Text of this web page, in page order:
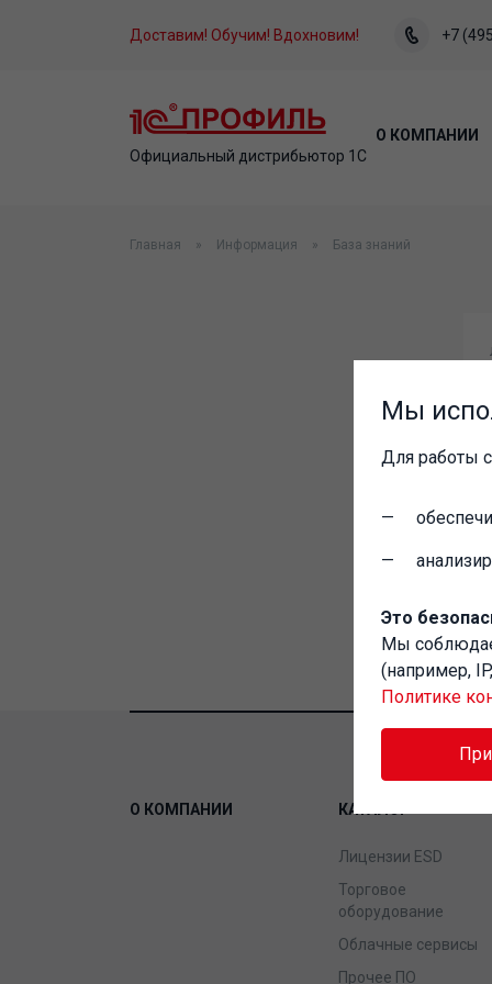
Доставим! Обучим! Вдохновим! +7
Официальный дистрибьютор 1С
О КОМПАНИИ
Главная Информация База знаний
О КОМПАНИИ КАТАЛОГ
Лицензии ESD
Торговое
оборудование
Облачные сервисы
Прочее ПО
Мы
Для работы
Это
Мы
(например,
Политике